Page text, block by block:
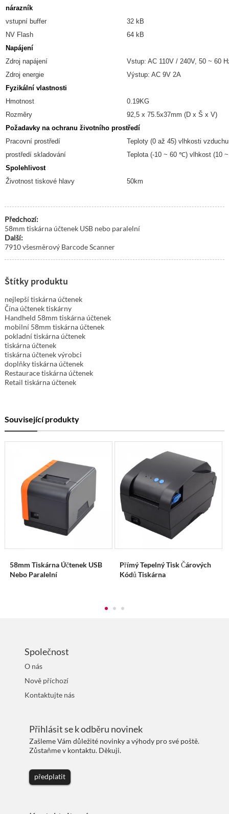
nárazník
vstupní buffer
32 kB
NV Flash
64 kB
Napájení
Zdroj napájení
Vstup: AC 110V / 240V, 50 ~ 60
Zdroj energie
Výstup: AC 9V 2A
Fyzikální vlastnosti
Hmotnost
0.19KG
Rozměry
92,5 x 75.5x37mm (D x Š x V)
Požadavky na ochranu životního prostředí
Pracovní prostředí
Teploty (0 až 45) vlhkosti
prostředí skladování
Teplota (-10 ~ 60 ℃) vlhkost (10
Spolehlivost
Životnost tiskové hlavy
50km
Předchozí:
58mm tiskárna účtenek USB nebo paralelní
Další:
7910 všesměrový Barcode Scanner
Štítky produktu
nejlepší tiskárna účtenek
Čína účtenek tiskárny
Handheld 58mm tiskárna účtenek
mobilní 58mm tiskárna účtenek
pokladní tiskárna účtenek
tiskárna účtenek
tiskárna účtenek výrobci
doplňky tiskárna účtenek
Restaurace tiskárna účtenek
Retail tiskárna účtenek
Související produkty
58mm Tiskárna Účtenek USB
Nebo Paralelní
Přímý Tepelný Tisk Čárových
Kódů Tiskárna
Společnost
O nás
Nově příchozí
Kontaktujte nás
Přihlásit se k odběru novinek
Zašleme Vám důležité novinky a výhody pro své poště.
Zůstaňme v kontaktu. Děkuji.
předplatit